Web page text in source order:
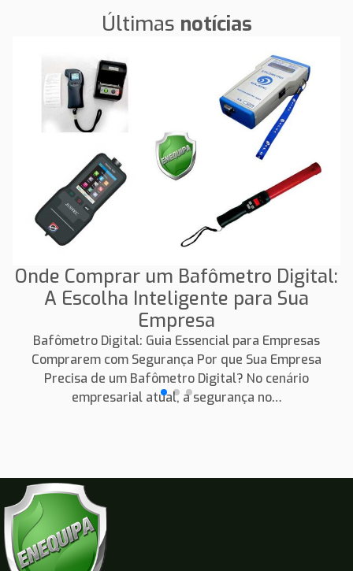
Últimas notícias
Onde Comprar um Bafômetro Digital:
A Escolha Inteligente para Sua
Empresa
Bafômetro Digital: Guia Essencial para Empresas
Comprarem com Segurança Por que Sua Empresa
Precisa de um Bafômetro Digital? No cenário
empresarial atual, a segurança no…